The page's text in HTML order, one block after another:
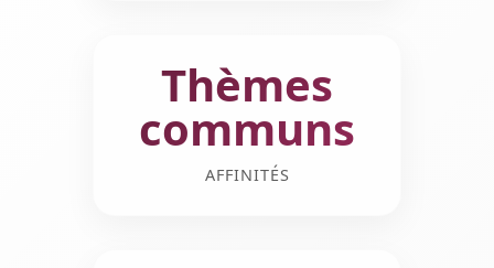
Thèmes
communs
AFFINITÉS